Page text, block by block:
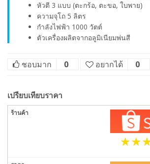
หัวตี 3 แบบ (ตะกร้อ, ตะขอ, ใบพาย)
ความจุโถ 5 ลิตร
กำลังไฟฟ้า 1000 วัตต์
ตัวเครื่องผลิตจากอลูมิเนียมพ่นสี
ชอบมาก 0 อยากได้ 0
เปรียบเทียบราคา